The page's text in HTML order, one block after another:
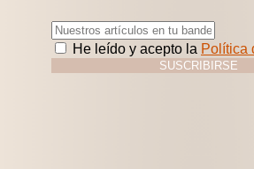
He leído y acepto la Política